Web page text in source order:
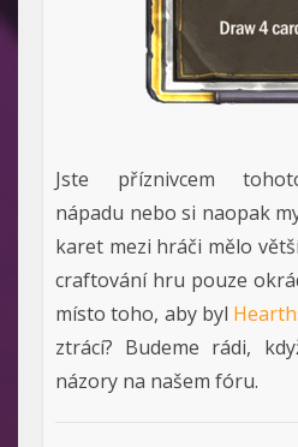
Jste příznivcem
nápadu nebo si naopak
karet mezi hráči mělo
craftování hru pouze
místo toho, aby byl
ztrácí? Budeme rádi,
názory na našem fóru.